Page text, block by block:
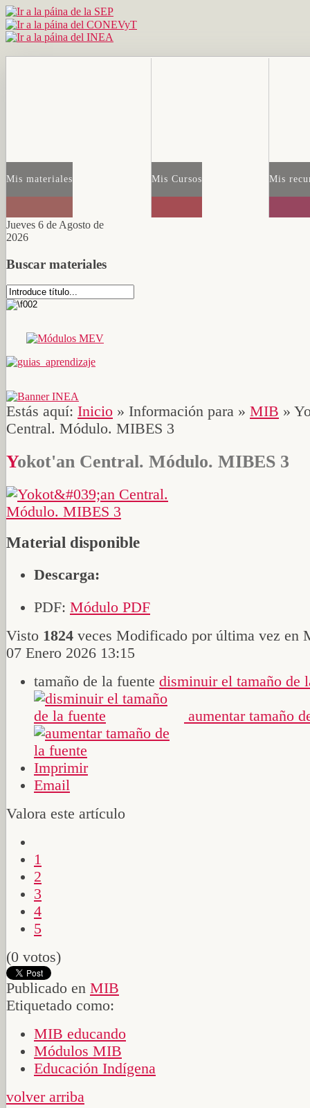
Mis materiales Mis Cursos Mis
Jueves 6 de Agosto de
2026
Buscar materiales
Estás aquí: Inicio » Información para » MIB »
Central. Módulo. MIBES 3
Yokot'an Central. Módulo. MIBES 3
Material disponible
Descarga:
PDF: Módulo PDF
Visto 1824 veces Modificado por última vez en
07 Enero 2026 13:15
tamaño de la fuente disminuir el tamaño de
aumentar tamaño
Imprimir
Email
Valora este artículo
1
2
3
4
5
(0 votos)
Publicado en MIB
Etiquetado como:
MIB educando
Módulos MIB
Educación Indígena
volver arriba